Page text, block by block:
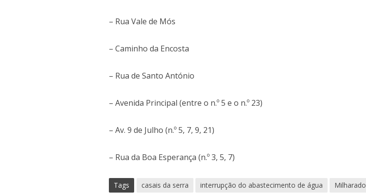
– Rua Vale de Mós
– Caminho da Encosta
– Rua de Santo António
– Avenida Principal (entre o n.º 5 e o n.º 23)
– Av. 9 de Julho (n.º 5, 7, 9, 21)
– Rua da Boa Esperança (n.º 3, 5, 7)
Tags casais da serra interrupção do abastecimento de água Milharado